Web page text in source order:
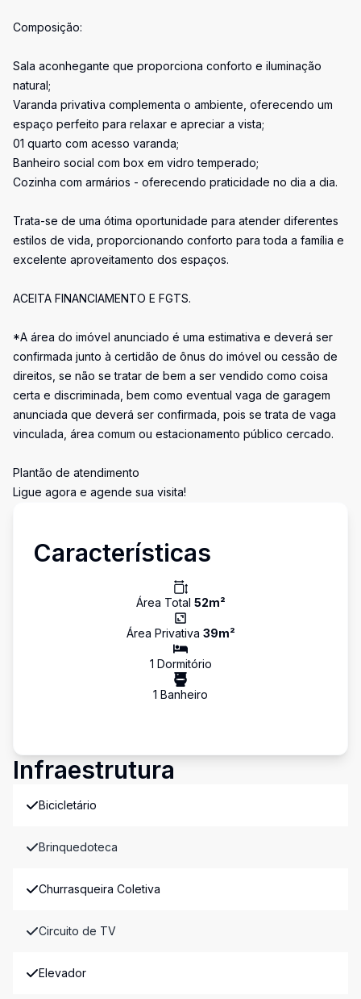
Composição:
Sala aconhegante que proporciona conforto e iluminação
natural;
Varanda privativa complementa o ambiente, oferecendo um
espaço perfeito para relaxar e apreciar a vista;
01 quarto com acesso varanda;
Banheiro social com box em vidro temperado;
Cozinha com armários - oferecendo praticidade no dia a dia.
Trata-se de uma ótima oportunidade para atender diferentes
estilos de vida, proporcionando conforto para toda a família e
excelente aproveitamento dos espaços.
ACEITA FINANCIAMENTO E FGTS.
*A área do imóvel anunciado é uma estimativa e deverá ser
confirmada junto à certidão de ônus do imóvel ou cessão de
direitos, se não se tratar de bem a ser vendido como coisa
certa e discriminada, bem como eventual vaga de garagem
anunciada que deverá ser confirmada, pois se trata de vaga
vinculada, área comum ou estacionamento público cercado.
Plantão de atendimento
Ligue agora e agende sua visita!
Características
Área Total 52m²
Área Privativa 39m²
1 Dormitório
1 Banheiro
Infraestrutura
Bicicletário
Brinquedoteca
Churrasqueira Coletiva
Circuito de TV
Elevador